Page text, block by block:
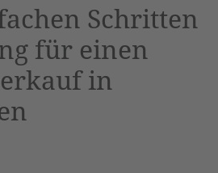
Platform&eRecht24
Schritten
für einen
in